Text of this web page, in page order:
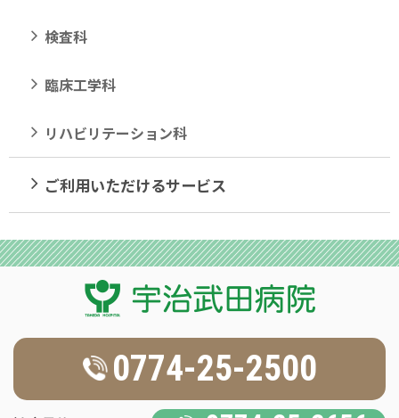
検査科
臨床工学科
リハビリテーション科
ご利用いただけるサービス
0774-25-2500